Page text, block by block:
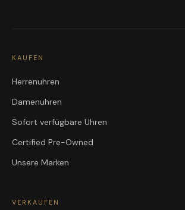
KAUFEN
Herrenuhren
Damenuhren
Sofort verfügbare Uhren
Certified Pre-Owned
Unsere Marken
VERKAUFEN